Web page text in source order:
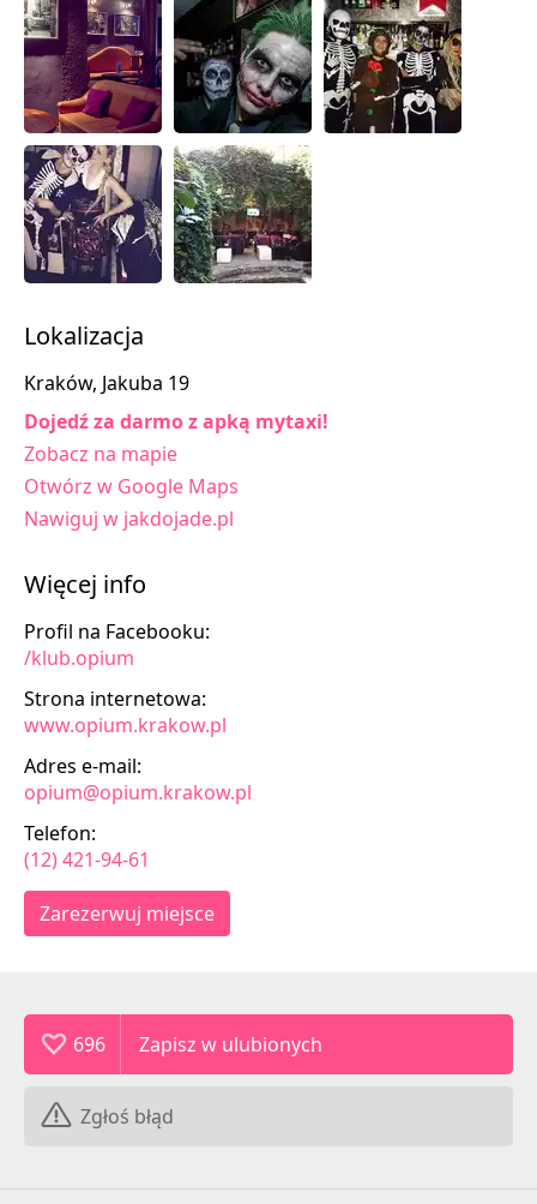
Lokalizacja
Kraków, Jakuba 19
Dojedź za darmo z apką mytaxi!
Zobacz na mapie
Otwórz w Google Maps
Nawiguj w jakdojade.pl
Więcej info
Profil na Facebooku:
/klub.opium
Strona internetowa:
www.opium.krakow.pl
Adres e-mail:
opium@opium.krakow.pl
Telefon:
(12) 421-94-61
Zarezerwuj miejsce
696
Zgłoś błąd